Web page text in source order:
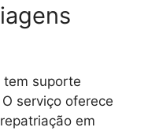
tem suporte
serviço oferece
em